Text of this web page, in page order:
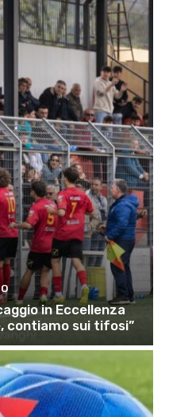
in Eccellenza
contiamo sui tifosi”